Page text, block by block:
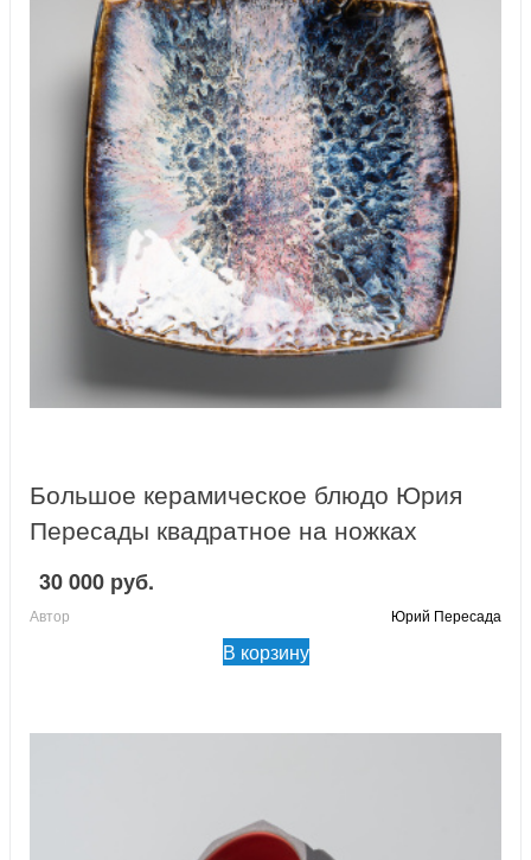
Большое керамическое блюдо Юрия
Пересады квадратное на ножках
30 000 руб.
Автор Юрий Пересада
В корзину